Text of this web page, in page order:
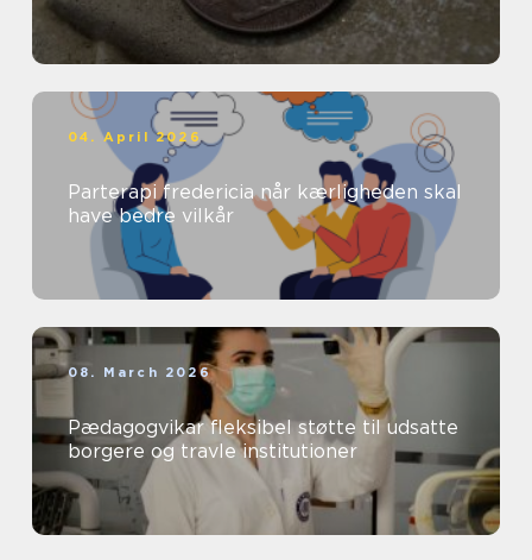
04. April 2026
Parterapi fredericia når kærligheden skal
have bedre vilkår
08. March 2026
Pædagogvikar fleksibel støtte til udsatte
borgere og travle institutioner